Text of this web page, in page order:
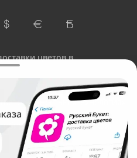
цветов в
«Технология»
ул. Ипподромская,